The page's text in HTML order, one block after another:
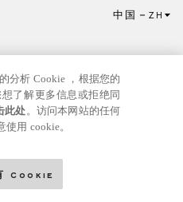
中国 ZH
分析 Cookie ，根据您的
了解更多信息或拒绝同
此处。访问本网站的任何
使用 cookie。
Cookie